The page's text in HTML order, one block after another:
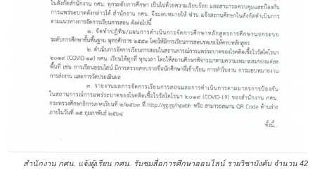
สำนักงาน กศน. แจ้งผู้เรียน กศน. รับชมสื่อการศึกษาออนไลน์ รายวิชาบังคับ จำนวน 42